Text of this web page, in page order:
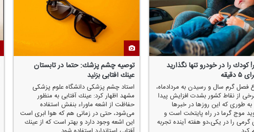
جنگل ها سلامت روان كودكان
كنند
جدید نشان می دهد كودكان نوپا
طبیعت بزرگ می شوند، كمتر
عاطفی می شوند، حتی اگر
یك پارك یا یك حیاط بزرگ
وابستگی در «خونه زندگی»
شبكه رادیویی سلامت در برنامه «خونه
زندگی»، چهارشنبه – بیستم دی، موضوع
«نگرانی من از وابستگی نامزدم به خانواده
اش» مورد بحث و بررسی قرار می گیرد.